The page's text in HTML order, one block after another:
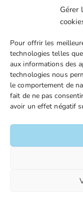
Gérer
Pour offrir les
technologies telles
aux informations des
technologies nous
le comportement de
fait de ne pas
avoir un effet négatif